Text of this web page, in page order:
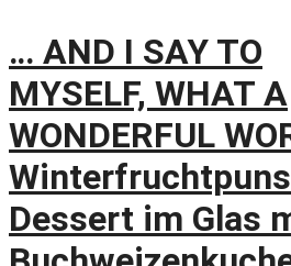
… AND I SAY TO
MYSELF, WHAT A
WONDERFUL
Dessert im Glas